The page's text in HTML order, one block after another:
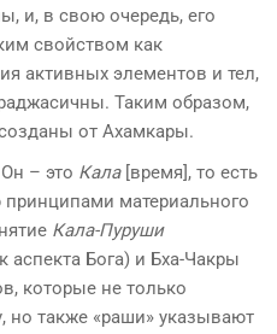
и, в свою очередь, его
свойством как
активных элементов и тел,
Таким образом,
от Ахамкары.
– это Кала[время], то есть
материального
Кала-Пуруши
аспекта Бога) и Бха-Чакры
которые не только
но также «раши» указывают